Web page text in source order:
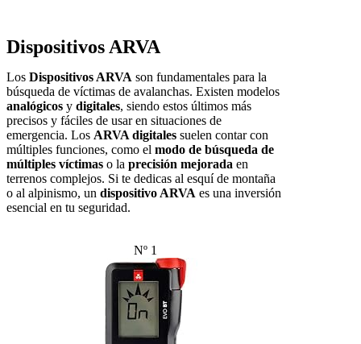
Dispositivos ARVA
Los Dispositivos ARVA son fundamentales para la
búsqueda de víctimas de avalanchas. Existen modelos
analógicos y digitales, siendo estos últimos más
precisos y fáciles de usar en situaciones de
emergencia. Los ARVA digitales suelen contar con
múltiples funciones, como el modo de búsqueda de
múltiples víctimas o la precisión mejorada en
terrenos complejos. Si te dedicas al esquí de montaña
o al alpinismo, un dispositivo ARVA es una inversión
esencial en tu seguridad.
Nº 1